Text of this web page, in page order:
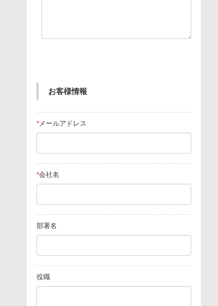
お客様情報
* メールアドレス
*会社名
部署名
役職